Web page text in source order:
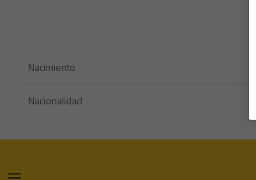
Nacimiento
Nacionalidad